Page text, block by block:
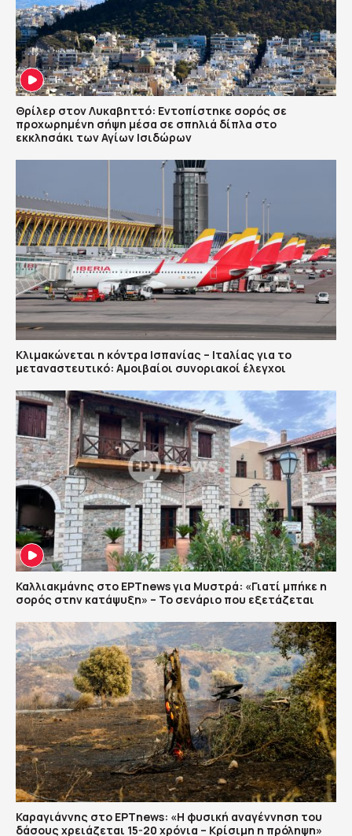
Θρίλερ στον Λυκαβηττό: Εντοπίστηκε σορός σε
προχωρημένη σήψη μέσα σε σπηλιά δίπλα στο
εκκλησάκι των Αγίων Ισιδώρων
Κλιμακώνεται η κόντρα Ισπανίας – Ιταλίας για το
μεταναστευτικό: Αμοιβαίοι συνοριακοί έλεγχοι
Καλλιακμάνης στο ΕΡΤnews για Μυστρά: «Γιατί μπήκε η
σορός στην κατάψυξη» – Το σενάριο που εξετάζεται
Καραγιάννης στο ΕΡΤnews: «Η φυσική αναγέννηση του
δάσους χρειάζεται 15-20 χρόνια – Κρίσιμη η πρόληψη»